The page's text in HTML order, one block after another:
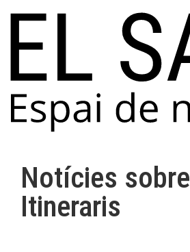
Notícies sobre
Itineraris